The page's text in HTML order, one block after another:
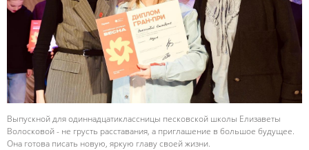
Выпускной для одиннадцатиклассницы песковской школы Елизаветы
Волосковой - не грусть расставания, а приглашение в большое будущее.
Она готова писать новую, яркую главу своей жизни.